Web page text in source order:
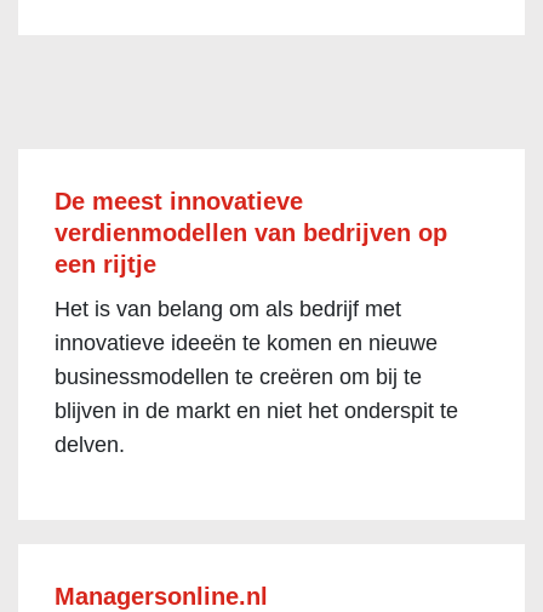
De meest innovatieve
verdienmodellen van bedrijven op
een rijtje
Het is van belang om als bedrijf met
innovatieve ideeën te komen en nieuwe
businessmodellen te creëren om bij te
blijven in de markt en niet het onderspit te
delven.
Managersonline.nl